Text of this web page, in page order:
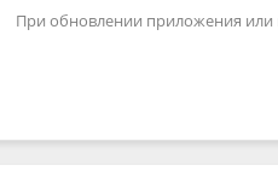
При обновлении приложения